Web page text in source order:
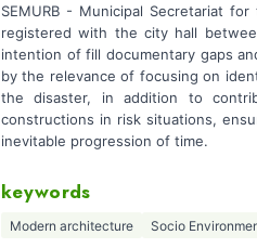
SEMURB - Municipal Secretariat
registered with the city hall
intention of fill documentary gaps
by the relevance of focusing on
the disaster, in addition to
constructions in risk situations,
inevitable progression of time.
keywords
Modern architecture Socio